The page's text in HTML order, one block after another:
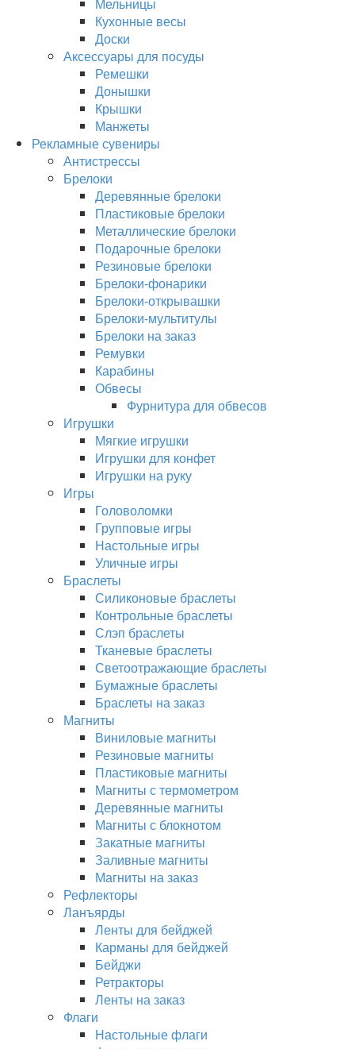
Кухонные весы
Доски
Аксессуары для посуды
Ремешки
Донышки
Крышки
Манжеты
Рекламные сувениры
Антистрессы
Брелоки
Деревянные брелоки
Пластиковые брелоки
Металлические брелоки
Подарочные брелоки
Резиновые брелоки
Брелоки-фонарики
Брелоки-открывашки
Брелоки-мультитулы
Брелоки на заказ
Ремувки
Карабины
Обвесы
Фурнитура для обвесов
Игрушки
Мягкие игрушки
Игрушки для конфет
Игрушки на руку
Игры
Головоломки
Групповые игры
Настольные игры
Уличные игры
Браслеты
Силиконовые браслеты
Контрольные браслеты
Слэп браслеты
Тканевые браслеты
Светоотражающие браслеты
Бумажные браслеты
Браслеты на заказ
Магниты
Виниловые магниты
Резиновые магниты
Пластиковые магниты
Магниты с термометром
Деревянные магниты
Магниты с блокнотом
Закатные магниты
Заливные магниты
Магниты на заказ
Рефлекторы
Ланъярды
Ленты для бейджей
Карманы для бейджей
Бейджи
Ретракторы
Ленты на заказ
Флаги
Настольные флаги